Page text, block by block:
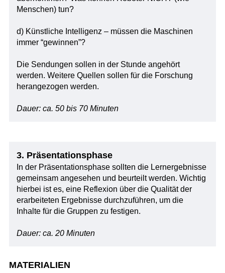
Menschen) tun?
d) Künstliche Intelligenz – müssen die Maschinen
immer “gewinnen”?
Die Sendungen sollen in der Stunde angehört
werden. Weitere Quellen sollen für die Forschung
herangezogen werden.
Dauer: ca. 50 bis 70 Minuten
3. Präsentationsphase
In der Präsentationsphase sollten die Lernergebnisse
gemeinsam angesehen und beurteilt werden. Wichtig
hierbei ist es, eine Reflexion über die Qualität der
erarbeiteten Ergebnisse durchzuführen, um die
Inhalte für die Gruppen zu festigen.
Dauer: ca. 20 Minuten
MATERIALIEN